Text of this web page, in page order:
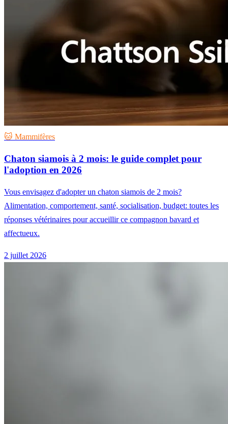
🐱 Mammifères
Chaton siamois à 2 mois: le guide complet pour
l'adoption en 2026
Vous envisagez d'adopter un chaton siamois de 2 mois?
Alimentation, comportement, santé, socialisation, budget: toutes les
réponses vétérinaires pour accueillir ce compagnon bavard et
affectueux.
2 juillet 2026